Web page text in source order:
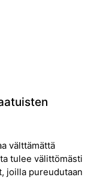
välttämättä
tulee välittömästi
joilla pureudutaan